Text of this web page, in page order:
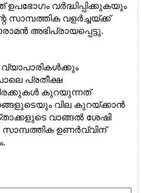
വർദ്ധിപ്പിക്കുകയും
സാമ്പത്തിക വളർച്ചയ്ക്ക്
അഭിപ്രായപ്പെട്ടു.
പ്രതീക്ഷ
കുറയുന്നത്
വില കുറയ്ക്കാൻ
വാങ്ങൽ ശേഷി
സാമ്പത്തിക ഉണർവ്വിന്